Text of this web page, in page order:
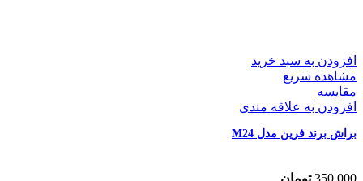
افزودن به سبد خرید
مشاهده سریع
مقایسه
افزودن به علاقه مندی
براش برند فرین مدل M24
350,000 تومان